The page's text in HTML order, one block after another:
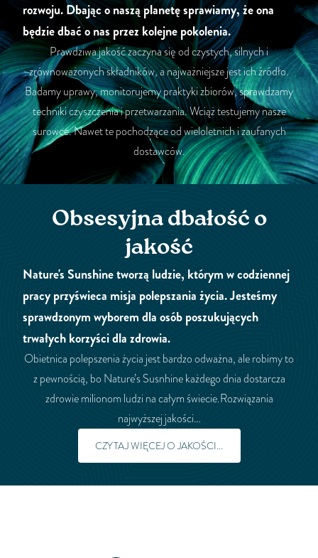
rozwoju. Dbając o naszą planetę sprawiamy, że ona
będzie dbać o nas przez kolejne pokolenia.
Prawdziwa jakość zaczyna się od czystych, silnych i
zrównoważonych składników, a najważniejsze jest ich źródło.
Badamy uprawy, monitorujemy praktyki zbiorów, sprawdzamy
techniki czyszczenia i przetwarzania. Wciąż testujemy nasze
surowce. Nawet te pochodzące od wieloletnich i zaufanych
dostawców.
Obsesyjna dbałość o
jakość
Nature's Sunshine tworzą ludzie, którym w codziennej
pracy przyświeca misja polepszania życia. Jesteśmy
sprawdzonym wyborem dla osób poszukujących
trwałych korzyści dla zdrowia.
Obietnica polepszenia życia jest bardzo odważna, ale robimy to
z pewnością, bo Nature’s Susnhine każdego dnia dostarcza
zdrowie milionom ludzi na całym świecie.Rozwiązania
najwyższej jakości…
CZYTAJ WIĘCEJ O JAKOŚCI...